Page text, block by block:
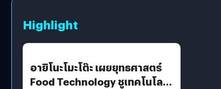
Highlight
อายิโนะโมะโต๊ะ เผยยุทธศาสตร์
Food Technology ชูเทคโนโลยี